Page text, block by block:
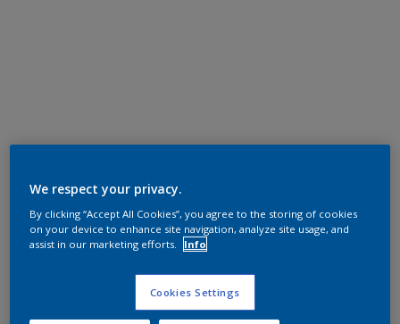
We respect your privacy.
By clicking “Accept All Cookies”, you agree to the storing of cookies
on your device to enhance site navigation, analyze site usage, and
assist in our marketing efforts.
Info
Cookies Settings